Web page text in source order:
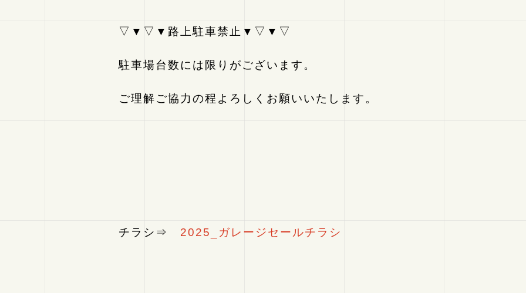
▽▼▽▼路上駐車禁止▼▽▼▽
駐車場台数には限りがございます。
ご理解ご協力の程よろしくお願いいたします。
チラシ⇒ 2025_ガレージセールチラシ